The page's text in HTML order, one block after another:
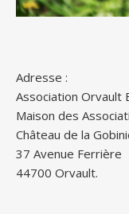
Adresse :
Association Orvault
Maison des
Château de la
37 Avenue Ferrière
44700 Orvault.